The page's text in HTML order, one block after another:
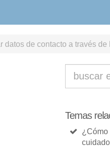
datos de contacto a través de
Temas
¿Cómo